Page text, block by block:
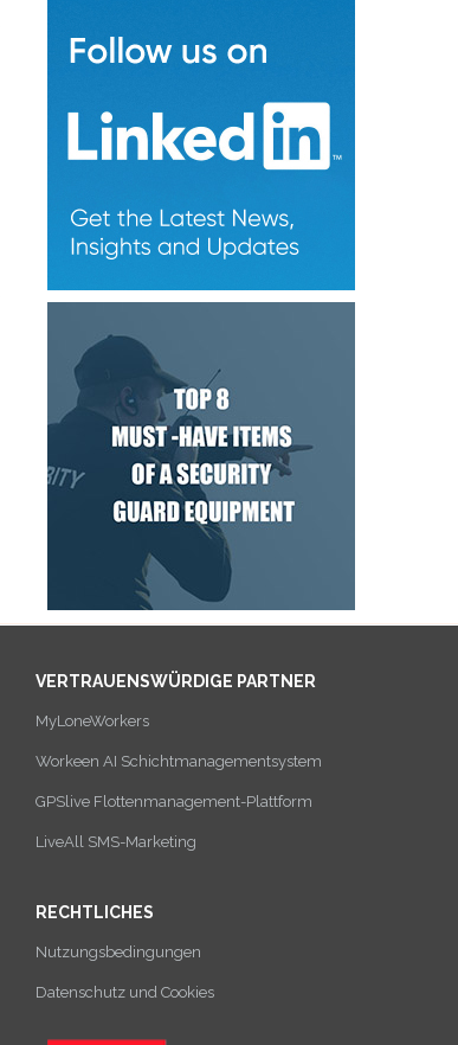
VERTRAUENSWÜRDIGE PARTNER
MyLoneWorkers
Workeen AI Schichtmanagementsystem
GPSlive Flottenmanagement-Plattform
LiveAll SMS-Marketing
RECHTLICHES
Nutzungsbedingungen
Datenschutz und Cookies